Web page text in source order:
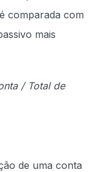
comparada com
mais
/ Total de
de uma conta